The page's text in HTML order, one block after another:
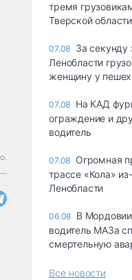
тремя
Тверской области
07.08 За секунду
Ленобласти
женщину у
07.08 На КАД
ограждение и
водитель
07.08 Огромная
трассе «Кола»
Ленобласти
06.08 В
водитель МАЗа
смертельную
Все новости